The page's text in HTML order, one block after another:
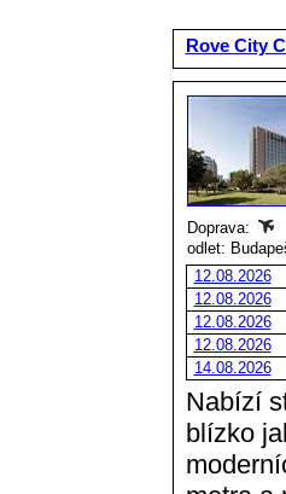
Rove City
Doprava:
odlet:
12.08.2026
12.08.2026
12.08.2026
12.08.2026
14.08.2026
Nabízí
blízko